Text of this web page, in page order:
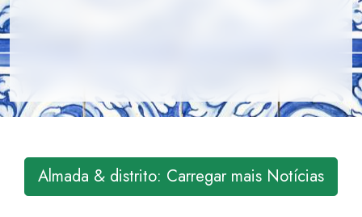
Almada & distrito: Carregar mais Notícias